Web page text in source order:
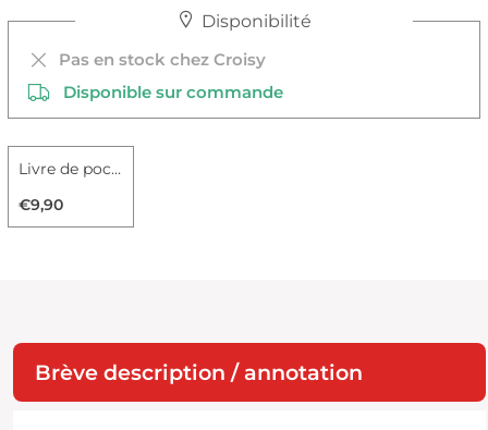
Disponibilité
Pas en stock chez Croisy
Disponible sur commande
Livre de poche
€9,90
Brève description / annotation